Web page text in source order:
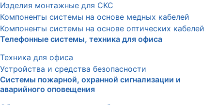
Изделия монтажные для СКС
Компоненты системы на основе медных кабелей
Компоненты системы на основе оптических кабелей
Телефонные системы, техника для офиса
Техника для офиса
Устройства и средства безопасности
Системы пожарной, охранной сигнализации и
аварийного оповещения